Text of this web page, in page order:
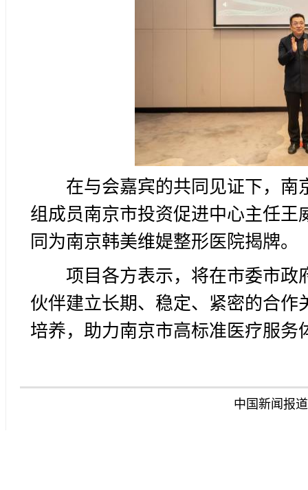
在与会嘉宾的共同见证下，南
组成员南京市投资促进中心主任
同为南京韩美维媞整形医院揭牌。
项目各方表示，将在市委市政
伙伴建立长期、稳定、紧密的合
培养，助力南京市高标准医疗服务
中国新闻报